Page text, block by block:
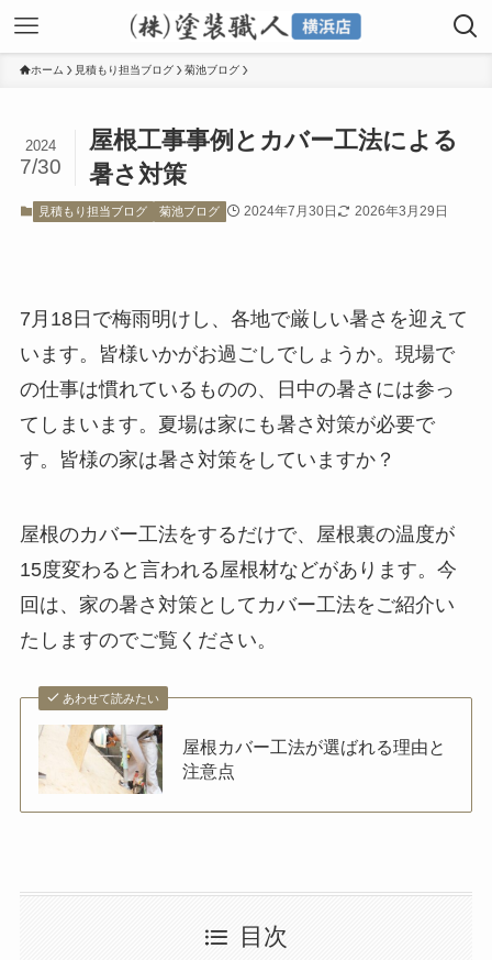
ホーム 見積もり担当ブログ 菊池ブログ
屋根工事事例とカバー工法による
暑さ対策
2024
7/30
見積もり担当ブログ 菊池ブログ 2024年7月30日 2026年3月29日
7月18日で梅雨明けし、各地で厳しい暑さを迎えて
います。皆様いかがお過ごしでしょうか。現場で
の仕事は慣れているものの、日中の暑さには参っ
てしまいます。夏場は家にも暑さ対策が必要で
す。皆様の家は暑さ対策をしていますか？
屋根のカバー工法をするだけで、屋根裏の温度が
15度変わると言われる屋根材などがあります。今
回は、家の暑さ対策としてカバー工法をご紹介い
たしますのでご覧ください。
あわせて読みたい
屋根カバー工法が選ばれる理由と
注意点
目次